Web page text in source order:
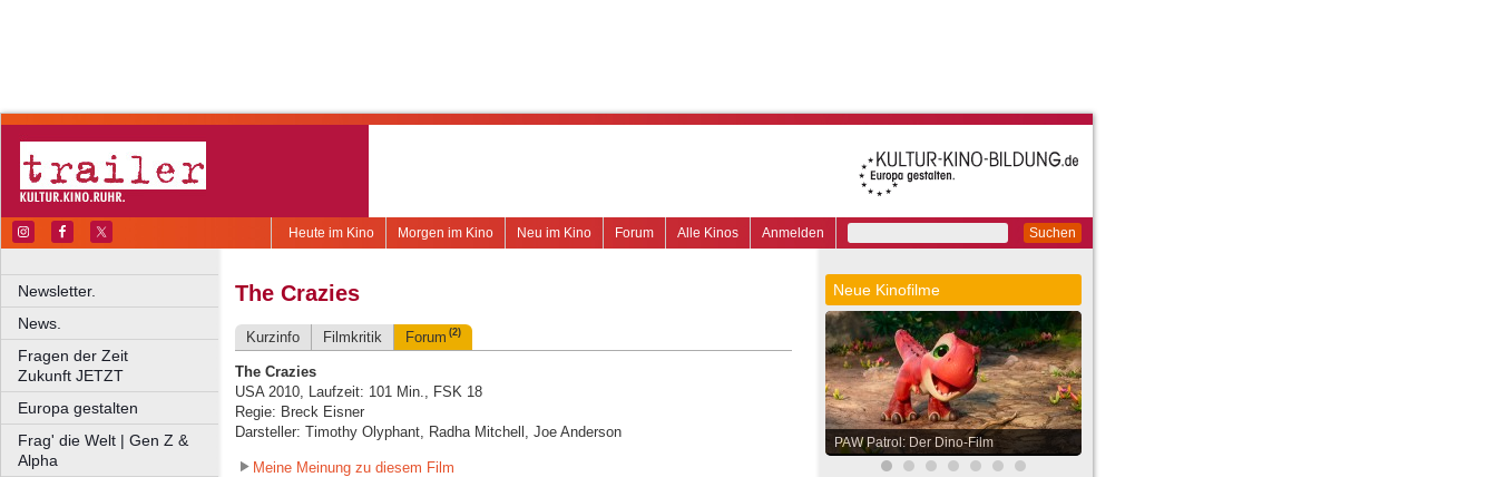
Suchen
Anmelden
Alle Kinos
Forum
Neu im Kino
Morgen im Kino
Heute im Kino
Newsletter.
News.
Fragen der Zeit
Zukunft JETZT
Europa gestalten
Frag' die Welt | Gen Z &
Alpha
The Crazies
Kurzinfo Filmkritik Forum (2)
The Crazies
USA 2010, Laufzeit: 101 Min., FSK 18
Regie: Breck Eisner
Darsteller: Timothy Olyphant, Radha Mitchell, Joe Anderson
Meine Meinung zu diesem Film
Neue Kinofilme
PAW Patrol: Der Dino-Film